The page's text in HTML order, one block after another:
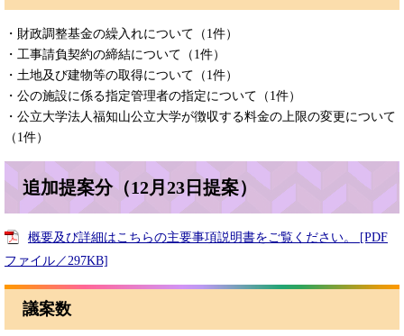
・財政調整基金の繰入れについて（1件）
​・工事請負契約の締結について（1件）
・土地及び建物等の取得について（1件）
・公の施設に係る指定管理者の指定について（1件）
​・公立大学法人福知山公立大学が徴収する料金の上限の変更について
（1件）
追加提案分（12月23日提案）
概要及び詳細はこちらの主要事項説明書をご覧ください。 [PDF
ファイル／297KB]
議案数